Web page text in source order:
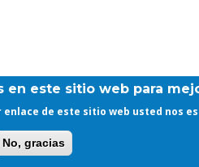
en este sitio web para
de este sitio web usted nos
No, gracias